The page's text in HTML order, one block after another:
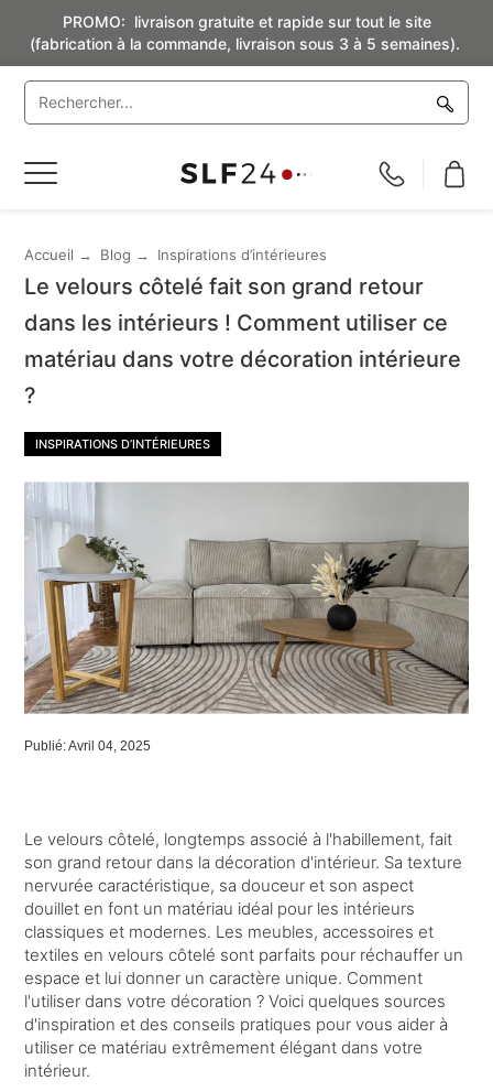
PROMO: livraison gratuite et rapide sur tout le site
(fabrication à la commande, livraison sous 3 à 5 semaines).
Basculer
Accueil Blog Inspirations d’intérieures
Le velours côtelé fait son grand retour
dans les intérieurs ! Comment utiliser ce
matériau dans votre décoration intérieure
?
INSPIRATIONS D’INTÉRIEURES
Publié: Avril 04, 2025
Le velours côtelé, longtemps associé à l'habillement, fait
son grand retour dans la décoration d'intérieur. Sa texture
nervurée caractéristique, sa douceur et son aspect
douillet en font un matériau idéal pour les intérieurs
classiques et modernes. Les meubles, accessoires et
textiles en velours côtelé sont parfaits pour réchauffer un
espace et lui donner un caractère unique. Comment
l'utiliser dans votre décoration ? Voici quelques sources
d'inspiration et des conseils pratiques pour vous aider à
utiliser ce matériau extrêmement élégant dans votre
intérieur.